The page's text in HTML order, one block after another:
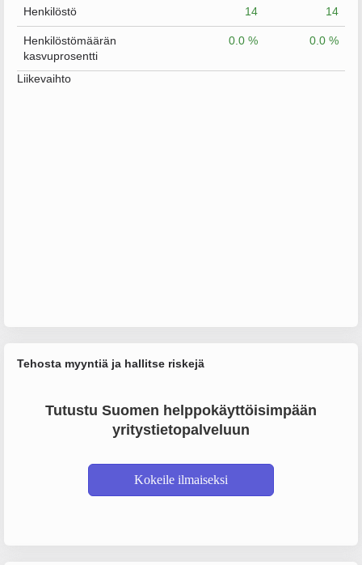
Henkilöstö 14 14
Henkilöstömäärän
kasvuprosentti
0.0 % 0.0 %
Liikevaihto
Tehosta myyntiä ja hallitse riskejä
Tutustu Suomen helppokäyttöisimpään
yritystietopalveluun
Kokeile ilmaiseksi